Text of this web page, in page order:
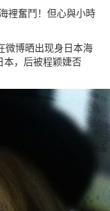
裡奮鬥！但心與小時
微博晒出现身日本海
本，后被程颖婕否